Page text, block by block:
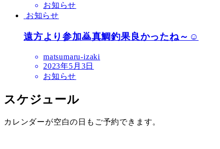
お知らせ
お知らせ
遠方より参加🙇真鯛釣果良かったね～☺️
matsumaru-izaki
2023年5月3日
お知らせ
スケジュール
カレンダーが空白の日もご予約できます。